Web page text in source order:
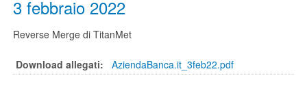
3 febbraio 2022
Reverse Merge di TitanMet
Download allegati: AziendaBanca.it_3feb22.pdf